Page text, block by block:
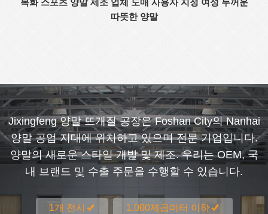
목화 스포츠 양말 제조 업체 도매 사용자 지정 여성 두꺼운
따뜻한 양말
Jixingfeng 양말 뜨개질 공장은 Foshan City의 Nanhai
양말 공업 지대에 위치하고 있으며 전문 기업입니다.
양말의 새로운 스타일 개발 및 제조. 우리는 OEM, 국
내 브랜드 및 수출 주문을 수행할 수 있습니다.
1개 전시 1,000제곱미터 이하